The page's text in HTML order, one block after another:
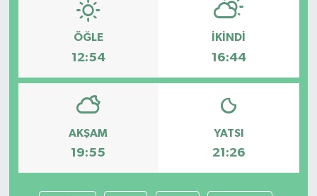
ÖĞLE
12:54
İKINDI
16:44
AKŞAM
19:55
YATSI
21:26
VİDEO HABERLER
YAZARLAR
RESMİ İLAN